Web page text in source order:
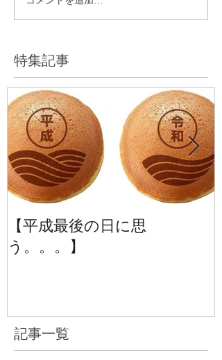
特集記事
記事一覧
【平成最後の日に思
う。。。】